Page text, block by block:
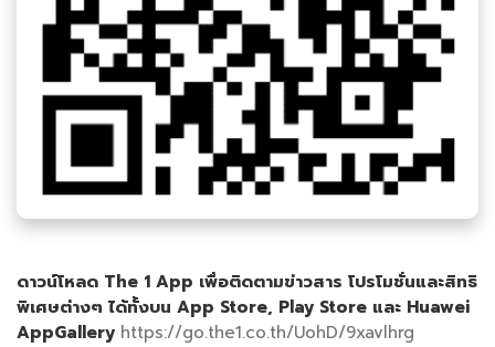
ดาวน์โหลด The 1 App เพื่อติดตามข่าวสาร โปรโมชั่นและสิทธิ
พิเศษต่างๆ ได้ทั้งบน App Store, Play Store และ Huawei
AppGallery https://go.the1.co.th/UohD/9xavlhrg